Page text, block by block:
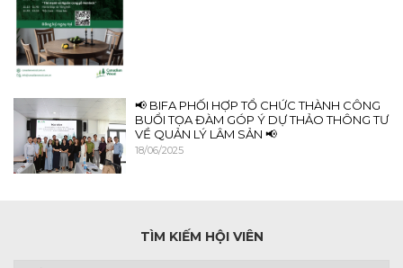
📢 BIFA PHỐI HỢP TỔ CHỨC THÀNH CÔNG
BUỔI TỌA ĐÀM GÓP Ý DỰ THẢO THÔNG TƯ
VỀ QUẢN LÝ LÂM SẢN 📢
18/06/2025
TÌM KIẾM HỘI VIÊN